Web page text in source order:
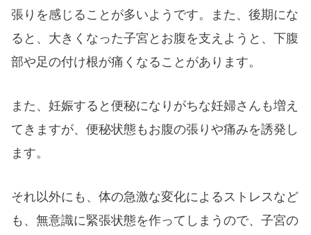
張りを感じることが多いようです。また、後期にな
ると、大きくなった子宮とお腹を支えようと、下腹
部や足の付け根が痛くなることがあります。
また、妊娠すると便秘になりがちな妊婦さんも増え
てきますが、便秘状態もお腹の張りや痛みを誘発し
ます。
それ以外にも、体の急激な変化によるストレスなど
も、無意識に緊張状態を作ってしまうので、子宮の